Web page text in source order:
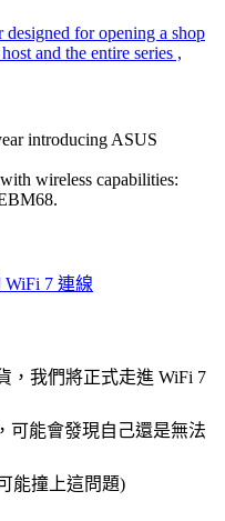
for opening a shop
and the entire series ,
introducing ASUS
wireless capabilities:
7 連線
，我們將正式走進 WiFi 7
可能會發現自己還是無法
能撞上這問題)